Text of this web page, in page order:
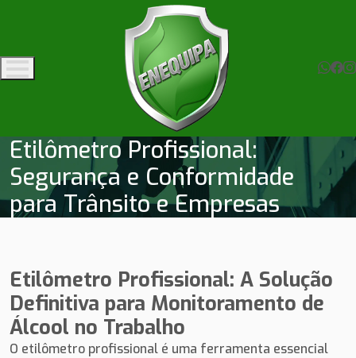
Etilômetro Profissional:
Segurança e Conformidade
para Trânsito e Empresas
Etilômetro Profissional: A Solução
Definitiva para Monitoramento de
Álcool no Trabalho
O etilômetro profissional é uma ferramenta essencial